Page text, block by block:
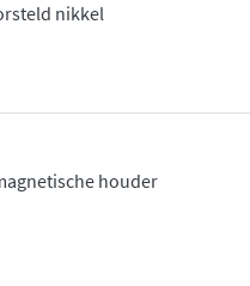
nikkel
houder